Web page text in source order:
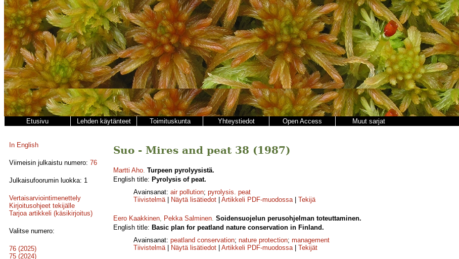
Etusivu Lehden käytänteet Toimituskunta Yhteystiedot Open Access Muut sarjat
In English
Viimeisin julkaistu numero: 76
Julkaisufoorumin luokka: 1
Vertaisarviointimenettely
Kirjoitusohjeet tekijälle
Tarjoa artikkeli (käsikirjoitus)
Valitse numero:
76 (2025)
75 (2024)
Suo - Mires and peat 38 (1987)
Martti Aho. Turpeen pyrolyysistä.
English title: Pyrolysis of peat.
Avainsanat: air pollution; pyrolysis. peat
Tiivistelmä| Näytä lisätiedot Artikkeli PDF-muodossa| Tekijä
Eero Kaakkinen, Pekka Salminen. Soidensuojelun perusohjelman toteuttaminen.
English title: Basic plan for peatland nature conservation in Finland.
Avainsanat: peatland conservation; nature protection; management
Tiivistelmä| Näytä lisätiedot Artikkeli PDF-muodossa| Tekijät